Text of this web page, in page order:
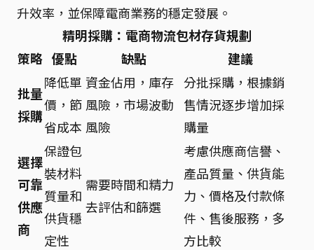
升效率，並保障電商業務的穩定發展。
精明採購：電商物流包材存貨規劃
策略 優點 缺點
建議
批量
採購
降低單
價，節
省成本
資金佔用，庫存
風險，市場波動
風險
分批採購，根據銷
售情況逐步增加採
購量
選擇
可靠
供應
商
保證包
裝材料
質量和
供貨穩
定性
需要時間和精力
去評估和篩選
考慮供應商信譽、
產品質量、供貨能
力、價格及付款條
件、售後服務，多
方比較